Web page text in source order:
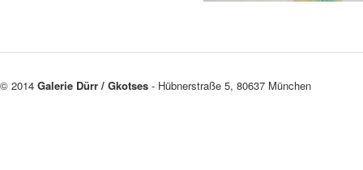
© 2014 Galerie Dürr / Gkotses - Hübnerstraße 5, 80637 München